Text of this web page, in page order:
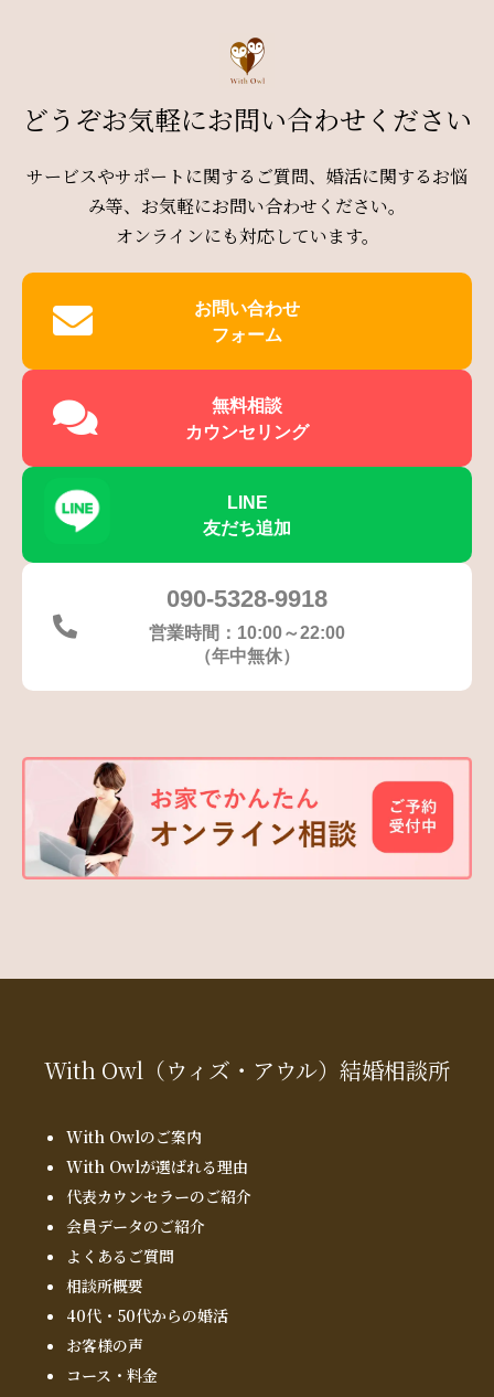
どうぞお気軽にお問い合わせください
サービスやサポートに関するご質問、婚活に関するお悩
み等、お気軽にお問い合わせください。
オンラインにも対応しています。
お問い合わせ
フォーム
無料相談
カウンセリング
LINE
友だち追加
090-5328-9918
営業時間：10:00～22:00
（年中無休）
With Owl （ウィズ・アウル） 結婚相談所
With Owlのご案内
With Owlが選ばれる理由
代表カウンセラーのご紹介
会員データのご紹介
よくあるご質問
相談所概要
40代・50代からの婚活
お客様の声
コース・料金